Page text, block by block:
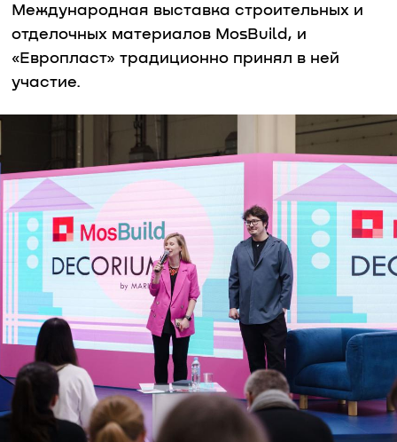
Международная выставка строительных и
отделочных материалов MosBuild, и
«Европласт» традиционно принял в ней
участие.